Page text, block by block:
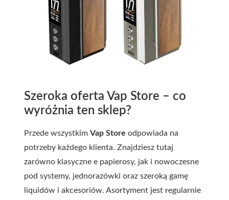
Szeroka oferta Vap Store – co
wyróżnia ten sklep?
Przede wszystkim Vap Store odpowiada na
potrzeby każdego klienta. Znajdziesz tutaj
zarówno klasyczne e papierosy, jak i nowoczesne
pod systemy, jednorazówki oraz szeroką gamę
liquidów i akcesoriów. Asortyment jest regularnie